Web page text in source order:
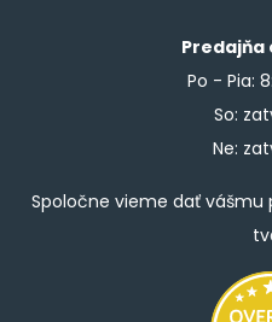
Po - Pia:
So:
Ne:
Spoločne vieme dať